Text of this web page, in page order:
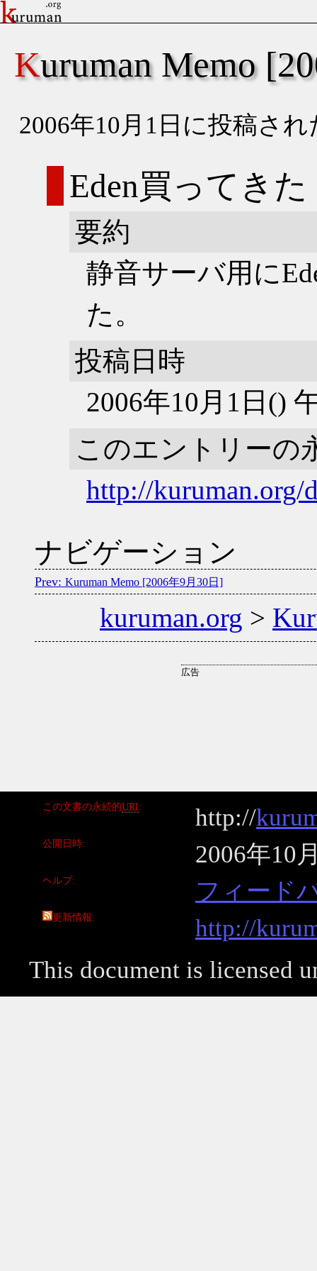
Kuruman Memo
2006年10月1日に投稿さ
Eden買ってきた
要約
静音サーバ用に
た。
投稿日時
2006年10月1日()
このエントリーの
http://kuruman.org/
ナビゲーション
Kuruman Memo [2006年9月30日]
kuruman.org >
この文書の永続的URI http://
公開日時 2006年10
ヘルプ フィード
更新情報
http://
This document is licensed